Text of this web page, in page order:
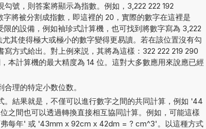
號，則答案將顯示為指數。例如，3,222 222 192
字將被分割成指數，即這裡的 20，實際的數字在這裡是
限的設備，例如袖珍式計算機，也可找到將數字寫為 3,222
其使得極大或極小的數字變得更易讀。若在該位置沒有勾
方式給出。對上例來説，其將為這樣：322 222 219 290
本計算機的最大精度為 14 位。這對大多數應用來說應已經
理的特定小数位数。
。結果就是，不僅可以進行數字之間的共同計算，例如 '44
之間也可以透過轉換直接相互協同計算。例如，可能這樣
每年' 或 '43mm x 92cm x 42dm = ? cm^3'。以這種方式